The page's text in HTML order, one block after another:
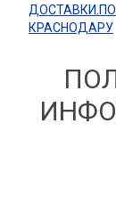
ДОСТАВКИ.ПО
КРАСНОДАРУ